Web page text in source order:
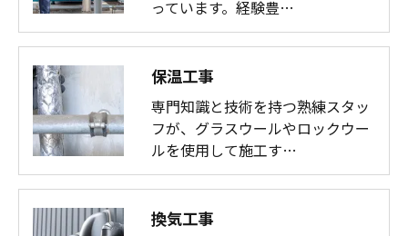
っています。経験豊…
保温工事
専門知識と技術を持つ熟練スタッ
フが、グラスウールやロックウー
ルを使用して施工す…
換気工事